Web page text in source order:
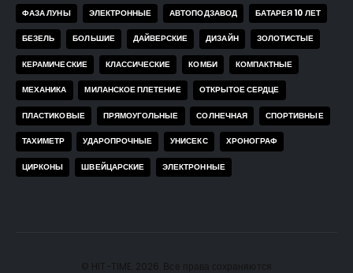
ФАЗА ЛУНЫ ЭЛЕКТРОННЫЕ АВТОПОДЗАВОД БАТАРЕЯ 10 ЛЕТ
БЕЗЕЛЬ БОЛЬШИЕ ДАЙВЕРСКИЕ ДИЗАЙН ЗОЛОТИСТЫЕ
КЕРАМИЧЕСКИЕ КЛАССИЧЕСКИЕ КОМБИ КОМПАКТНЫЕ
МЕХАНИКА МИЛАНСКОЕ ПЛЕТЕНИЕ ОТКРЫТОЕ СЕРДЦЕ
ПЛАСТИКОВЫЕ ПРЯМОУГОЛЬНЫЕ СОЛНЕЧНАЯ СПОРТИВНЫЕ
ТАХИМЕТР УДАРОПРОЧНЫЕ УНИСЕКС ХРОНОГРАФ
ЦИРКОНЫ ШВЕЙЦАРСКИЕ ЭЛЕКТРОННЫЕ
© HIT-TIME. 2026. Все права сохраняются